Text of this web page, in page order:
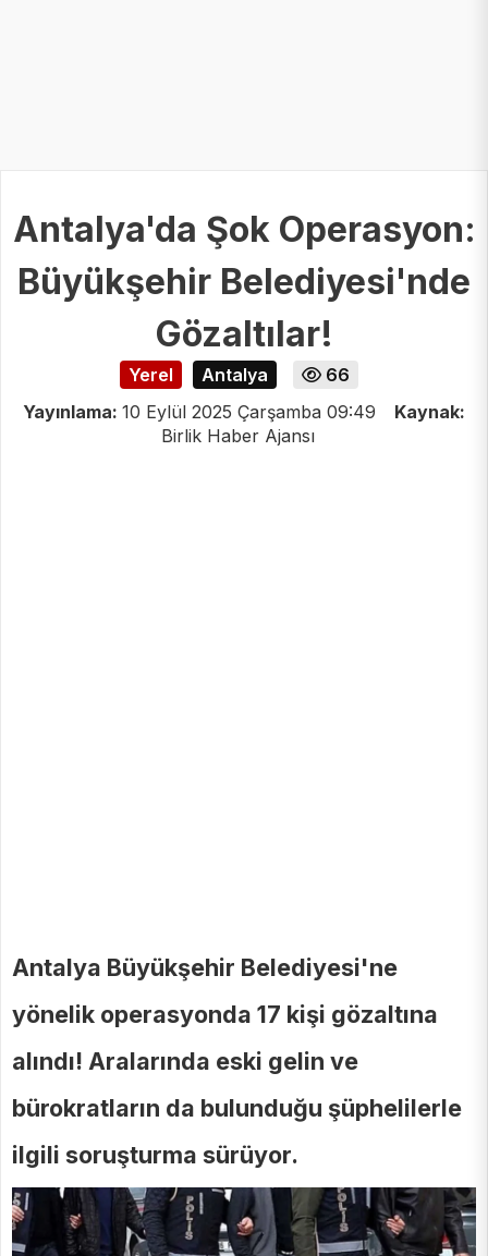
Antalya'da Şok Operasyon:
Büyükşehir Belediyesi'nde
Gözaltılar!
Yerel Antalya
66
Yayınlama: 10 Eylül 2025 Çarşamba 09:49
Kaynak:
Birlik Haber Ajansı
Antalya Büyükşehir Belediyesi'ne
yönelik operasyonda 17 kişi gözaltına
alındı! Aralarında eski gelin ve
bürokratların da bulunduğu şüphelilerle
ilgili soruşturma sürüyor.